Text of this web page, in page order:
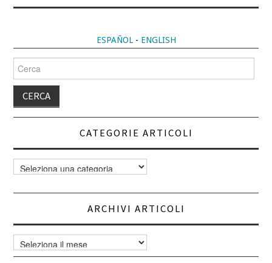
ESPAÑOL- ENGLISH
per:
CATEGORIE ARTICOLI
Categorie
articoli
ARCHIVI ARTICOLI
Archivi
articoli